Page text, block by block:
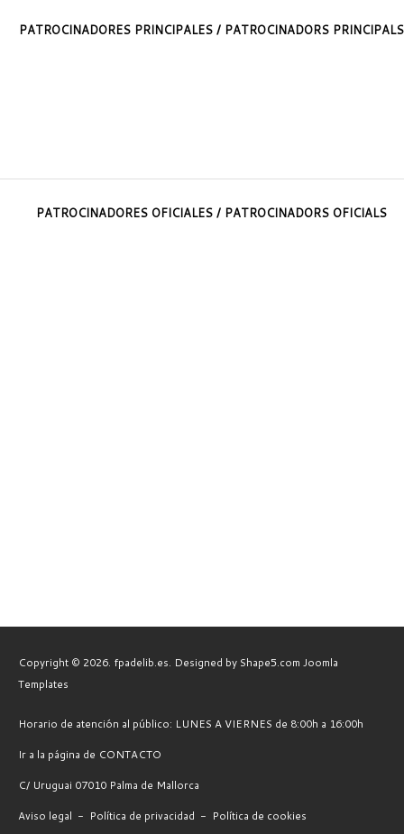
PATROCINADORES PRINCIPALES / PATROCINADORS PRINCIPALS
PATROCINADORES OFICIALES / PATROCINADORS OFICIALS
Copyright © 2026. fpadelib.es. Designed by Shape5.com Joomla
Templates
Horario de atención al público: LUNES A VIERNES de 8:00h a 16:00h
Ir a la página de CONTACTO
C/ Uruguai 07010 Palma de Mallorca
Aviso legal - Política de privacidad - Política de cookies